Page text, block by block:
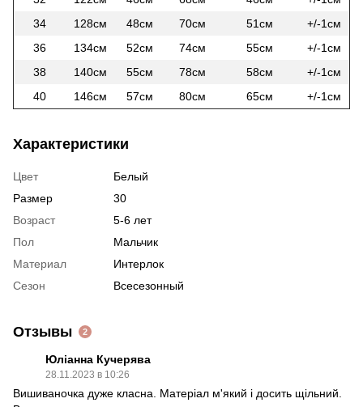
34
128см 48см 70см 51см
+/-1см
36
134см 52см 74см 55см
+/-1см
38
140см 55см 78см 58см
+/-1см
40
146см 57см 80см 65см +/-1см
Характеристики
Цвет
Белый
Размер
30
Возраст
5-6 лет
Пол
Мальчик
Материал
Интерлок
Сезон
Всесезонный
Отзывы 2
Юліанна Кучерява
28.11.2023 в 10:26
Вишиваночка дуже класна. Матеріал м'який і досить щільний.